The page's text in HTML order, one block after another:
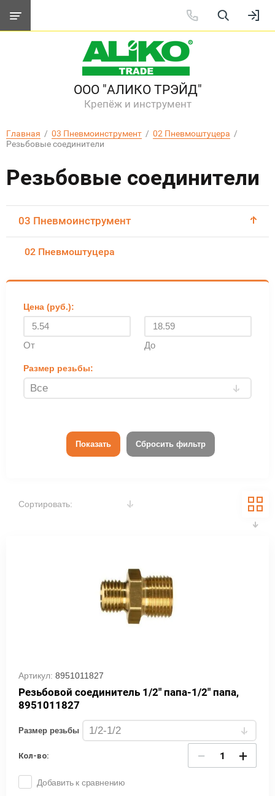
ООО "АЛИКО ТРЭЙД"
Крепёж и инструмент
Главная
  /
03 Пневмоинструмент
  /
02 Пневмоштуцера
  /
Резьбовые соединители
Резьбовые соединители
03 Пневмоинструмент
02 Пневмоштуцера
Цена (руб.):
От До
Размер резьбы:
Показать Сбросить фильтр
Сортировать:
Артикул: 8951011827
Резьбовой соединитель 1/2" папа-1/2" папа,
8951011827
Размер резьбы
Кол-во: − +
Добавить к сравнению